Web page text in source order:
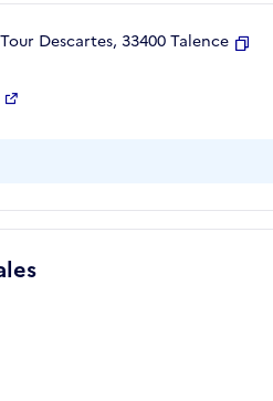
Descartes, 33400 Talence